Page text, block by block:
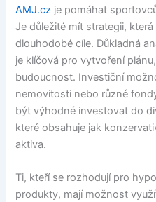
AMJ.cz je pomáhat
Je důležité mít strategii,
dlouhodobé cíle. Důkladná
je klíčová pro vytvoření
budoucnost. Investiční
nemovitosti nebo různé
být výhodné investovat do
které obsahuje jak
aktiva.
Ti, kteří se rozhodují pro
produkty, mají možnost